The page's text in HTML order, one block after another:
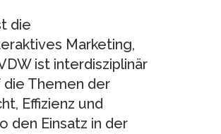
die
Marketing,
ist interdisziplinär
Themen der
Effizienz und
den Einsatz in der